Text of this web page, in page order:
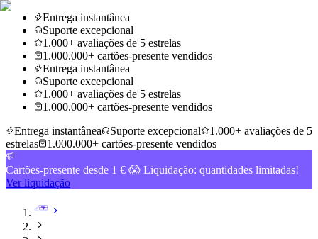
Entrega instantânea
Suporte excepcional
1.000+ avaliações de 5 estrelas
1.000.000+ cartões-presente vendidos
Entrega instantânea
Suporte excepcional
1.000+ avaliações de 5 estrelas
1.000.000+ cartões-presente vendidos
Entrega instantânea
Suporte excepcional
1.000+ avaliações de 5
estrelas
1.000.000+ cartões-presente vendidos
Cartões-presente desde 1 € 😱 Liquidação: quantidades limitadas!
Ver liquidação